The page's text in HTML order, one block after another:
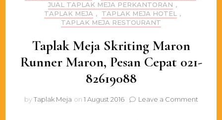
JUAL TAPLAK MEJA PERKANTORAN ,
TAPLAK MEJA , TAPLAK MEJA HOTEL
,
TAPLAK MEJA RESTOURANT
Taplak Meja Skriting Maron
Runner Maron, Pesan Cepat 021-
82619088
byTaplak Meja on 1 August 2016 Leave a Commenton